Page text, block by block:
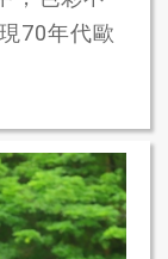
70年代歐